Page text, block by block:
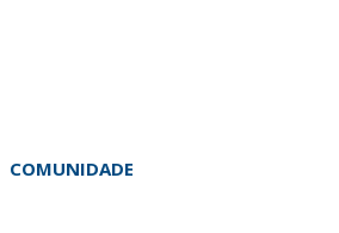
COMUNIDADE